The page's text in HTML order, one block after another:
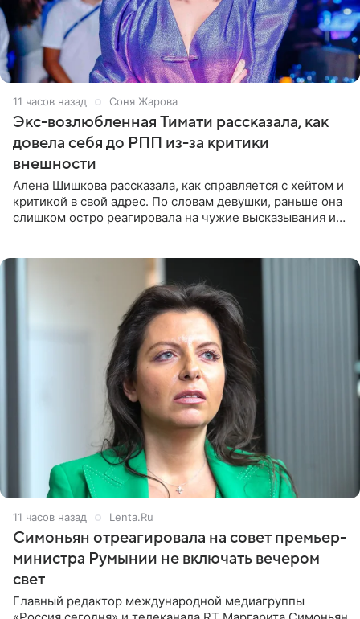
11 часов назад Соня Жарова
Экс-возлюбленная Тимати рассказала, как
довела себя до РПП из-за критики
внешности
Алена Шишкова рассказала, как справляется с хейтом и
критикой в свой адрес. По словам девушки, раньше она
слишком остро реагировала на чужие высказывания и
11 часов назад Lenta.Ru
Симоньян отреагировала на совет премьер-
министра Румынии не включать вечером
свет
Главный редактор международной медиагруппы